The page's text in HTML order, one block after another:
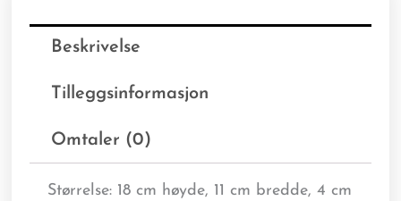
Beskrivelse
Tilleggsinformasjon
Omtaler (0)
Størrelse: 18 cm høyde, 11 cm bredde, 4 cm